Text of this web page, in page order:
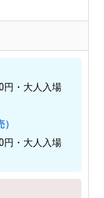
円・大人入場
円・大人入場